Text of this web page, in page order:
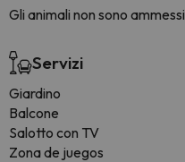
Gli animali non sono ammessi
Servizi
Giardino
Balcone
Salotto con TV
Zona de juegos